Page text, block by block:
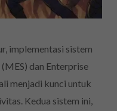
implementasi sistem
dan Enterprise
menjadi kunci untuk
Kedua sistem ini,